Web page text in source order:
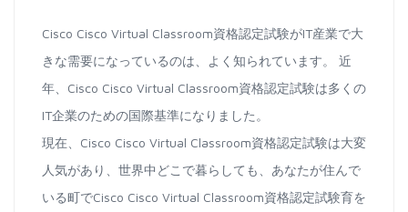
Cisco Cisco Virtual Classroom資格認定試験がIT産業で大
きな需要になっているのは、よく知られています。 近
年、Cisco Cisco Virtual Classroom資格認定試験は多くの
IT企業のための国際基準になりました。
現在、Cisco Cisco Virtual Classroom資格認定試験は大変
人気があり、世界中どこで暮らしても、あなたが住んで
いる町でCisco Cisco Virtual Classroom資格認定試験育を